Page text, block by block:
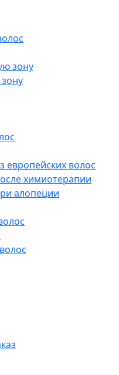
зону
европейских волос
химиотерапии
алопеции